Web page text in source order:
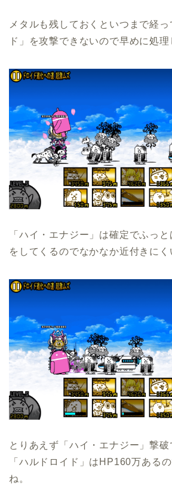
メタルも残しておくといつまで経
ド」を攻撃できないので早めに処理
「ハイ・エナジー」は確定でふっ
をしてくるのでなかなか近付きにく
とりあえず「ハイ・エナジー」撃破
「ハルドロイド」はHP160万ある
ね。